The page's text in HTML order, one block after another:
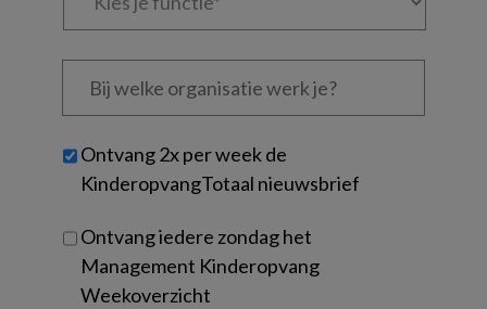
Bij
welke
je?
Untitled
Ontvang 2x per week de
KinderopvangTotaal nieuwsbrief
Ontvang iedere zondag het
Management Kinderopvang
Weekoverzicht